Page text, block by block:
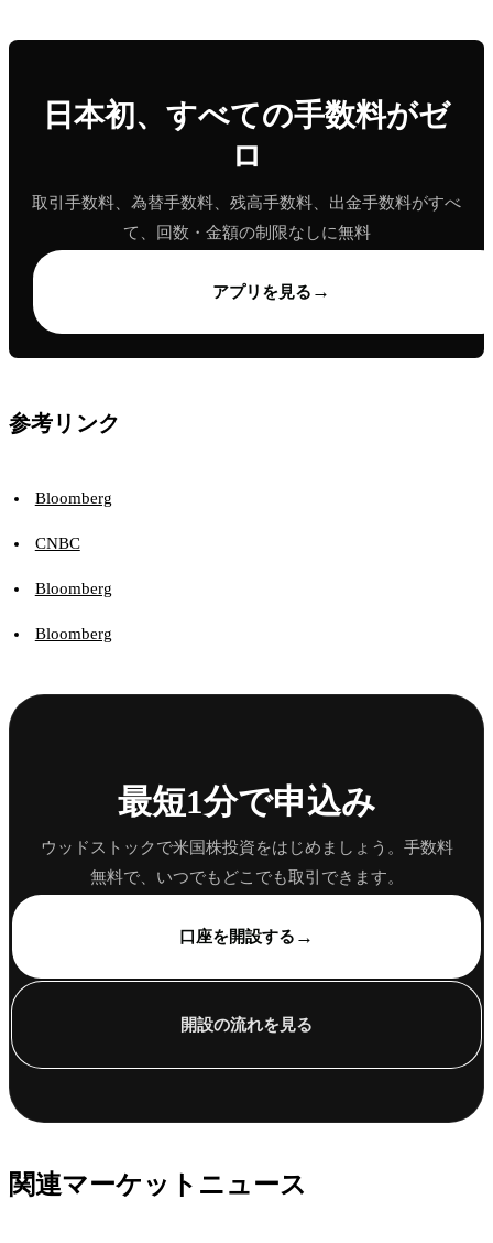
日本初、すべての手数料がゼ
ロ
取引手数料、為替手数料、残高手数料、出金手数料がすべ
て、回数・金額の制限なしに無料
アプリを見る →
参考リンク
Bloomberg
CNBC
Bloomberg
Bloomberg
最短1分で申込み
ウッドストックで米国株投資をはじめましょう。手数料
無料で、いつでもどこでも取引できます。
口座を開設する →
開設の流れを見る
関連マーケットニュース